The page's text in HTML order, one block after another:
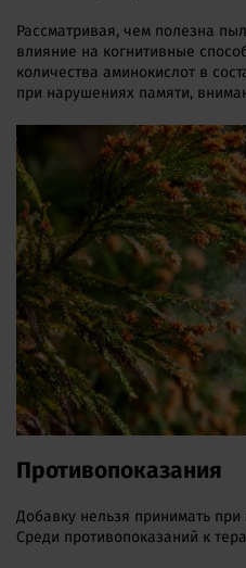
Рассматривая, чем полезна
влияние на когнитивные
количества аминокислот в
при нарушениях памяти,
Противопоказания
Добавку нельзя принимать
Среди противопоказаний к